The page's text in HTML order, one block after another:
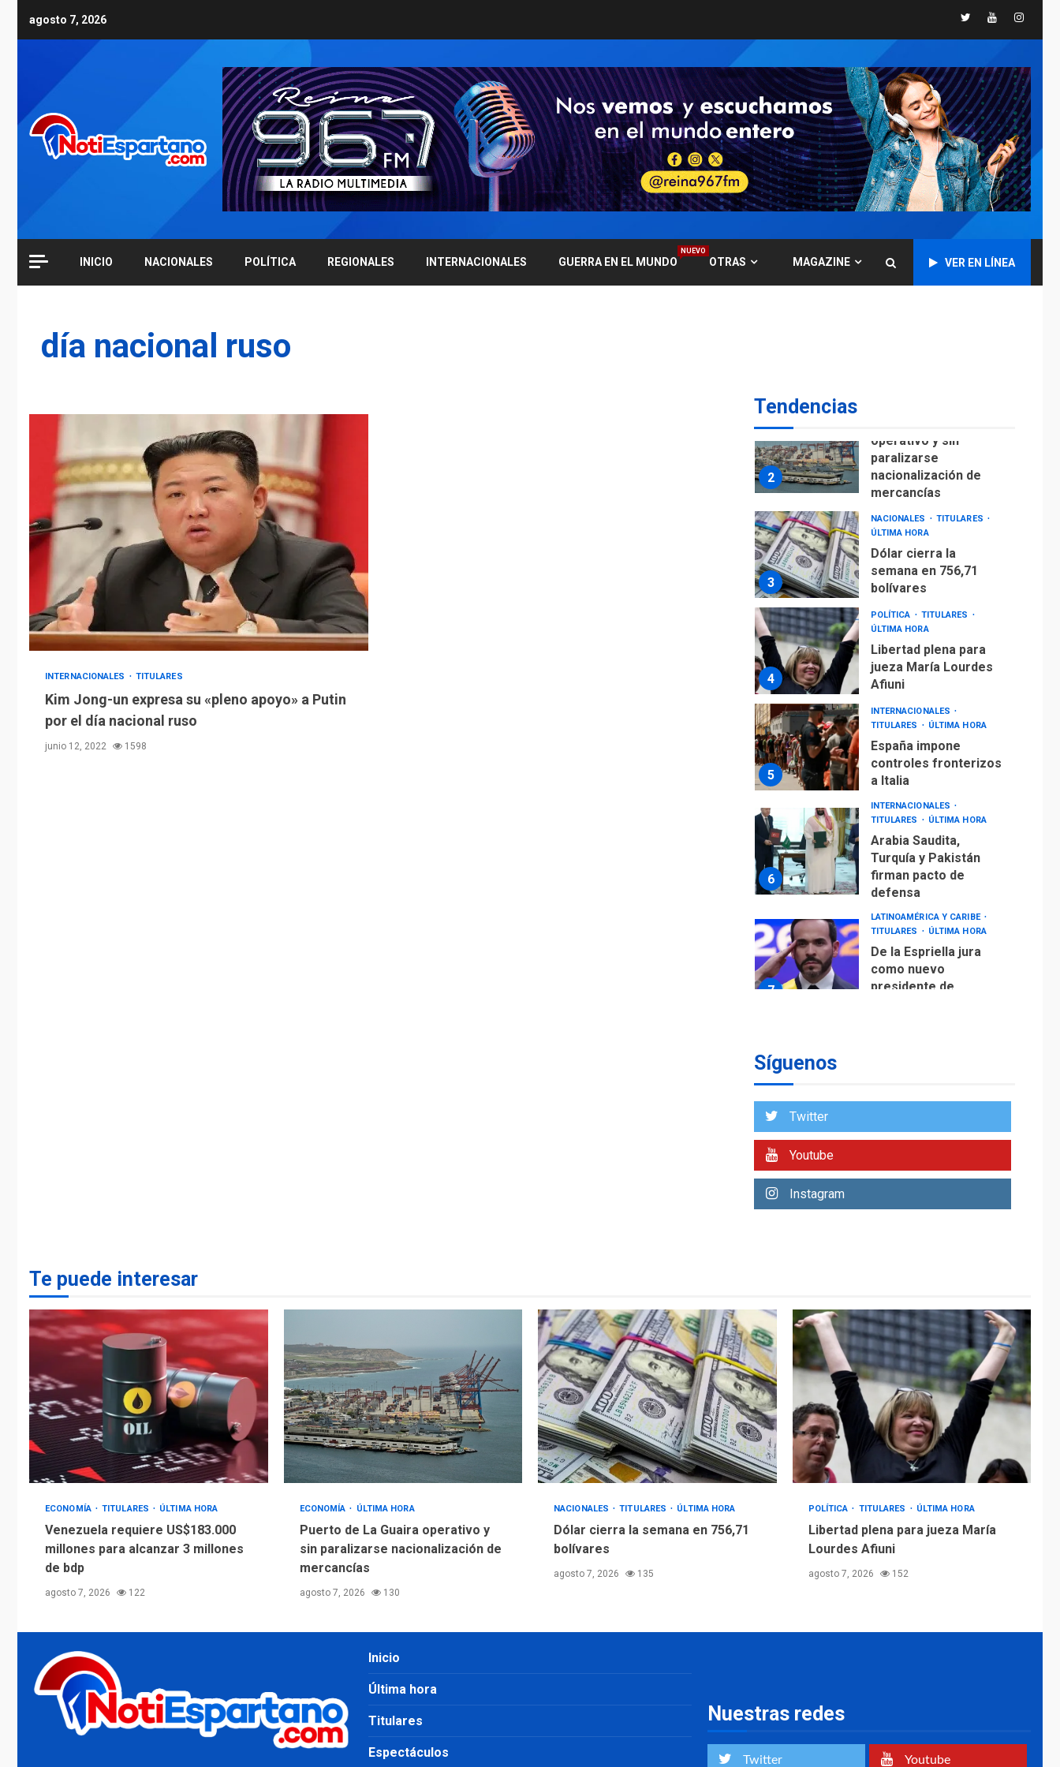
agosto 7, 2026 TwitterYoutube
INICIO NACIONALES POLÍTICA REGIONALES INTERNACIONALES GUERRA EN EL MUNDO
NUEVO
OTRAS MAGAZINE VER EN LÍNEA
día nacional ruso
INTERNACIONALES TITULARES
Kim Jong-un expresa su «pleno apoyo» a Putin
por el día nacional ruso
junio 12, 2022 1598
Tendencias
5
controles fronterizos
a Italia
6
INTERNACIONALES
TITULARES
ÚLTIMA HORA
Arabia Saudita,
Turquía y Pakistán
firman pacto de
defensa
LATINOAMÉRICA Y CARIBE
TITULARES
ÚLTIMA HORA
De la Espriella jura
Colombia
2
operativo y sin
paralizarse
nacionalización de
mercancías
3
NACIONALES
TITULARES
ÚLTIMA HORA
Dólar cierra la
semana en 756,71
bolívares
4
POLÍTICA
TITULARES
ÚLTIMA HORA
Libertad plena para
jueza María Lourdes
Afiuni
5
INTERNACIONALES
TITULARES
ÚLTIMA HORA
España impone
controles fronterizos
a Italia
6
INTERNACIONALES
TITULARES
ÚLTIMA HORA
Arabia Saudita,
Turquía y Pakistán
firman pacto de
defensa
7
LATINOAMÉRICA Y CARIBE
TITULARES
ÚLTIMA HORA
De la Espriella jura
como nuevo
presidente de
1
para alcanzar 3
2
ECONOMÍA ÚLTIMA HORA
operativo y sin
nacionalización de
3
semana en 756,71
bolívares
4
POLÍTICA
TITULARES
ÚLTIMA HORA
Libertad plena para
jueza María Lourdes
Afiuni
INTERNACIONALES
TITULARES
ÚLTIMA HORA
España impone
controles fronterizos
Síguenos
Twitter
Youtube
Instagram
Te puede interesar
ECONOMÍA TITULARES ÚLTIMA HORA
Venezuela requiere US$183.000
millones para alcanzar 3 millones
de bdp
agosto 7, 2026 122
ECONOMÍA ÚLTIMA HORA
Puerto de La Guaira operativo y
sin paralizarse nacionalización de
mercancías
agosto 7, 2026 130
NACIONALES TITULARES ÚLTIMA HORA
Dólar cierra la semana en 756,71
bolívares
agosto 7, 2026 135
POLÍTICA TITULARES ÚLTIMA HORA
Libertad plena para jueza María
Lourdes Afiuni
agosto 7, 2026 152
Inicio
Última hora
Titulares
Espectáculos
Nuestras redes
Twitter Youtube